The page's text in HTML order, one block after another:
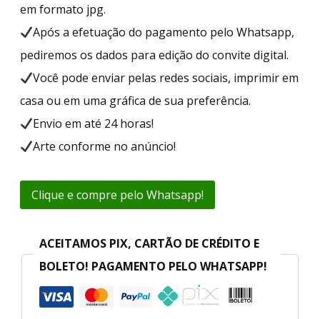
em formato jpg.
Após a efetuação do pagamento pelo Whatsapp,
pediremos os dados para edição do convite digital.
Você pode enviar pelas redes sociais, imprimir em
casa ou em uma gráfica de sua preferência.
Envio em até 24 horas!
Arte conforme no anúncio!
Clique e compre pelo Whatsapp!
ACEITAMOS PIX, CARTÃO DE CRÉDITO E
BOLETO! PAGAMENTO PELO WHATSAPP!